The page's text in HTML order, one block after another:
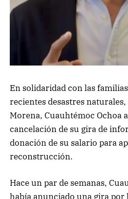
En solidaridad con las
recientes desastres
Morena, Cuauhtémoc Ochoa
cancelación de su gira de
donación de su salario para
reconstrucción.
Hace un par de semanas,
había anunciado una gira por